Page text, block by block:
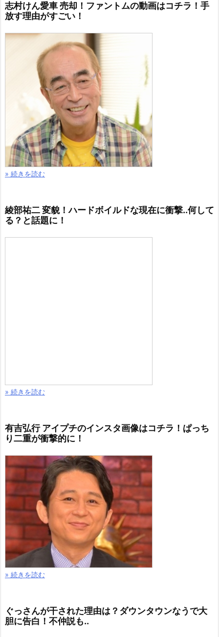
志村けん愛車 売却！ファントムの動画はコチラ！手
放す理由がすごい！
» 続きを読む
綾部祐二 変貌！ハードボイルドな現在に衝撃..何して
る？と話題に！
» 続きを読む
有吉弘行 アイプチのインスタ画像はコチラ！ぱっち
り二重が衝撃的に！
» 続きを読む
ぐっさんが干された理由は？ダウンタウンなうで大
胆に告白！不仲説も..